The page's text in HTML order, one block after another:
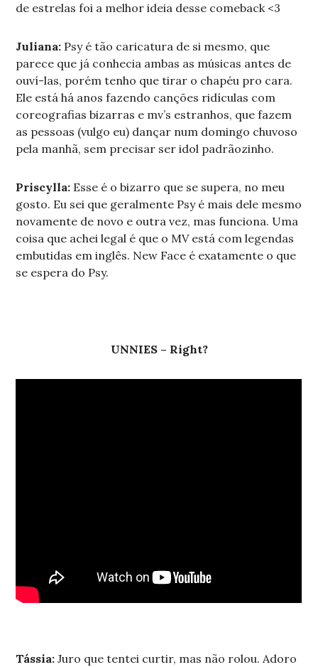
de estrelas foi a melhor ideia desse comeback <3
Juliana: Psy é tão caricatura de si mesmo, que
parece que já conhecia ambas as músicas antes de
ouví-las, porém tenho que tirar o chapéu pro cara.
Ele está há anos fazendo canções ridículas com
coreografias bizarras e mv’s estranhos, que fazem
as pessoas (vulgo eu) dançar num domingo chuvoso
pela manhã, sem precisar ser idol padrãozinho.
Priscylla: Esse é o bizarro que se supera, no meu
gosto. Eu sei que geralmente Psy é mais dele mesmo
novamente de novo e outra vez, mas funciona. Uma
coisa que achei legal é que o MV está com legendas
embutidas em inglês. New Face é exatamente o que
se espera do Psy.
UNNIES – Right?
Tássia: Juro que tentei curtir, mas não rolou. Adoro